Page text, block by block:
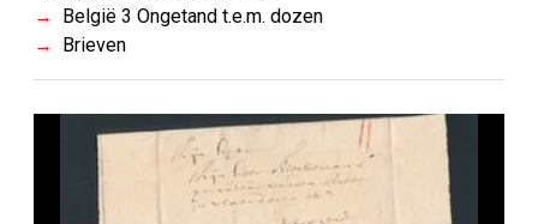
België 3 Ongetand t.e.m. dozen
Brieven